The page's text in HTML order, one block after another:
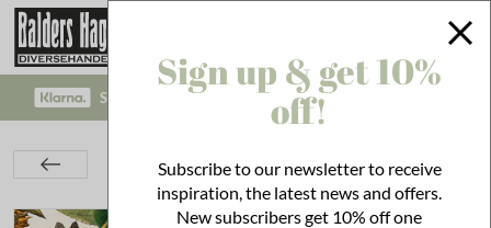
SAFE PAYMENT WITH KLARNA CHECKOUT!
Napkin Sunflowers
Sign up & get 10%
off!
Subscribe to our newsletter to receive
inspiration, the latest news and offers.
New subscribers get 10% off one